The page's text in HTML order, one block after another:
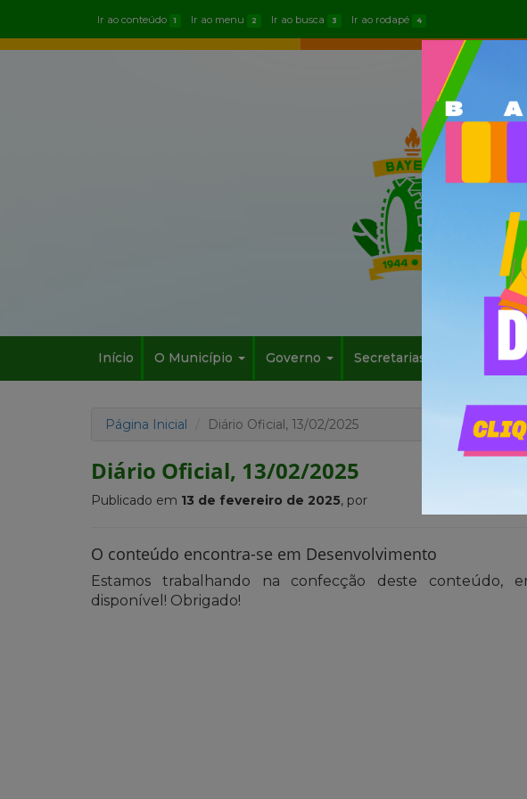
Ir ao conteúdo 1 Ir ao menu 2 Ir ao busca 3 Ir ao rodapé 4
Início O Município Governo Secretarias Informe-
Página Inicial Diário Oficial, 13/02/2025
Diário Oficial, 13/02/2025
Publicado em 13 de fevereiro de 2025, por
O conteúdo encontra-se em Desenvolvimento
Estamos trabalhando na confecção deste conteúdo,
disponível! Obrigado!